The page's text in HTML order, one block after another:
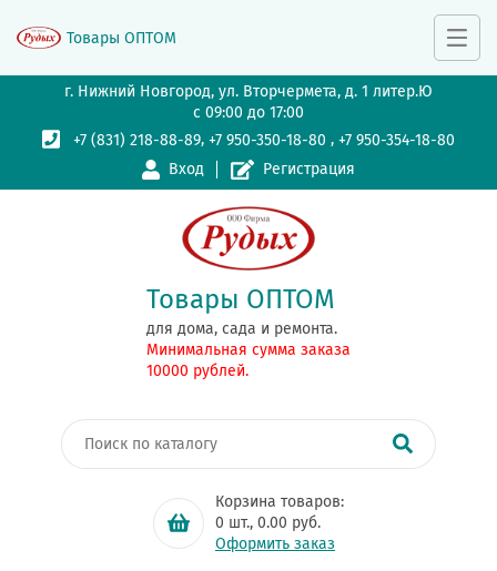
г. Нижний Новгород, ул. Вторчермета, д. 1 литер.Ю
с 09:00 до 17:00
+7 (831) 218-88-89,+7 950-350-18-80 ,+7 950-354-18-80
Вход
Регистрация
Товары ОПТОМ
для дома, сада и ремонта.
Минимальная сумма заказа
10000 рублей.
Корзина товаров:
0 шт., 0.00 руб.
Оформить заказ
Товары ОПТОМ